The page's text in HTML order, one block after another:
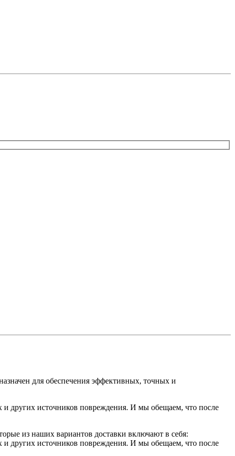
для обеспечения эффективных, точных и
других источников повреждения. И мы обещаем, что после
из наших вариантов доставки включают в себя:
других источников повреждения. И мы обещаем, что после